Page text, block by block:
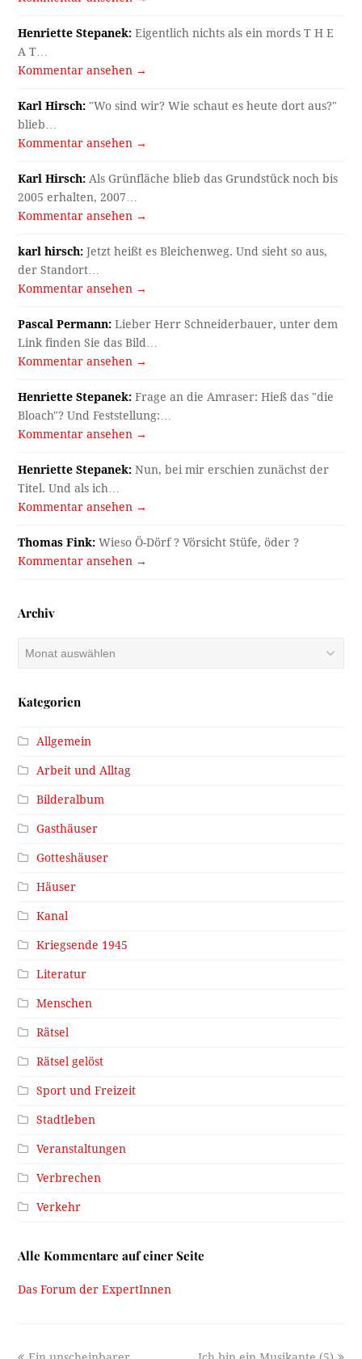
Henriette Stepanek: Eigentlich nichts als ein mords T H E
A T…
Kommentar ansehen →
Karl Hirsch: "Wo sind wir? Wie schaut es heute dort aus?"
blieb…
Kommentar ansehen →
Karl Hirsch: Als Grünfläche blieb das Grundstück noch bis
2005 erhalten, 2007…
Kommentar ansehen →
karl hirsch: Jetzt heißt es Bleichenweg. Und sieht so aus,
der Standort…
Kommentar ansehen →
Pascal Permann: Lieber Herr Schneiderbauer, unter dem
Link finden Sie das Bild…
Kommentar ansehen →
Henriette Stepanek: Frage an die Amraser: Hieß das "die
Bloach"? Und Feststellung:…
Kommentar ansehen →
Henriette Stepanek: Nun, bei mir erschien zunächst der
Titel. Und als ich…
Kommentar ansehen →
Thomas Fink: Wieso Ö-Dörf ? Vörsicht Stüfe, öder ?
Kommentar ansehen →
Archiv
Kategorien
Allgemein
Arbeit und Alltag
Bilderalbum
Gasthäuser
Gotteshäuser
Häuser
Kanal
Kriegsende 1945
Literatur
Menschen
Rätsel
Rätsel gelöst
Sport und Freizeit
Stadtleben
Veranstaltungen
Verbrechen
Verkehr
Alle Kommentare auf einer Seite
Das Forum der ExpertInnen